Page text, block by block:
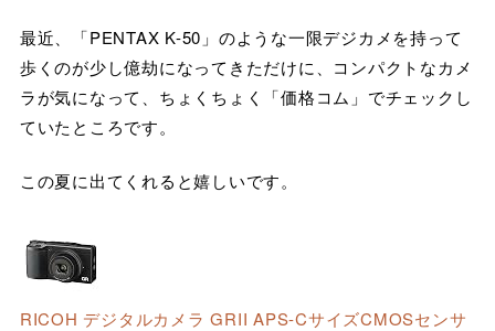
最近、「PENTAX K-50」のような一限デジカメを持って
歩くのが少し億劫になってきただけに、コンパクトなカメ
ラが気になって、ちょくちょく「価格コム」でチェックし
ていたところです。
この夏に出てくれると嬉しいです。
RICOH デジタルカメラ GRII APS-CサイズCMOSセンサ